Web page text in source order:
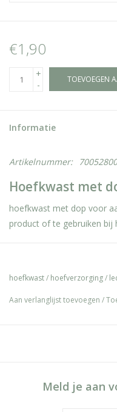
€1,90
+
-
TOEVOEGEN
Informatie
Artikelnummer:
Hoefkwast met
hoefkwast met dop voor
product of te gebruiken bij
hoefkwast/ hoefverzorging/
Aan verlanglijst toevoegen /
Meld je aan